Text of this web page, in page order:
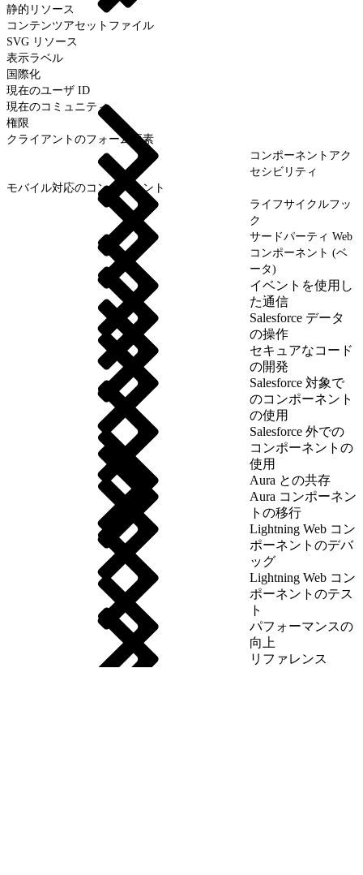
静的リソース
コンテンツアセットファイル
SVG リソース
表示ラベル
国際化
現在のユーザ ID
現在のコミュニティ
権限
クライアントのフォーム要素
コンポーネントアク
セシビリティ
モバイル対応のコンポーネント
ライフサイクルフッ
ク
サードパーティ Web
コンポーネント (ベ
ータ)
イベントを使用し
た通信
Salesforce データ
の操作
セキュアなコード
の開発
Salesforce 対象で
のコンポーネント
の使用
Salesforce 外での
コンポーネントの
使用
Aura との共存
Aura コンポーネン
トの移行
Lightning Web コン
ポーネントのデバ
ッグ
Lightning Web コン
ポーネントのテス
ト
パフォーマンスの
向上
リファレンス